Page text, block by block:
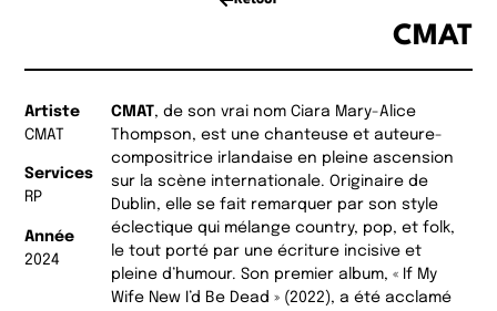
CMAT
Artiste
CMAT
Services
RP
Année
2024
CMAT, de son vrai nom Ciara Mary-Alice
Thompson, est une chanteuse et auteure-
compositrice irlandaise en pleine ascension
sur la scène internationale. Originaire de
Dublin, elle se fait remarquer par son style
éclectique qui mélange country, pop, et folk,
le tout porté par une écriture incisive et
pleine d’humour. Son premier album, « If My
Wife New I’d Be Dead » (2022), a été acclamé